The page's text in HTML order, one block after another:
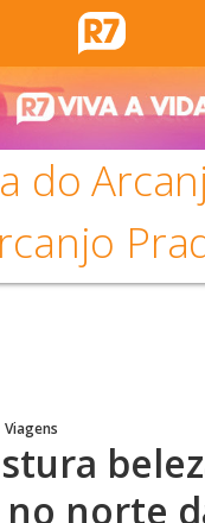
do
Viagens
norte